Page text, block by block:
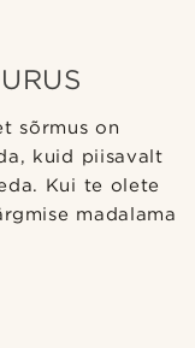
sõrmus on
kuid piisavalt
Kui te olete
madalama